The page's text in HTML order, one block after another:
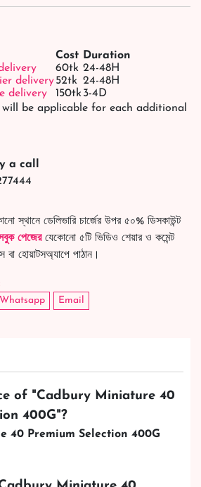
Cost Duration
60tk 24-48H
delivery52tk 24-48H
delivery
150tk3-4D
be applicable for each additional
a call
স্থানে ডেলিভারি চার্জের উপর ৫০% ডিসকাউন্ট
পেজেরযেকোনো ৫টি ভিডিও শেয়ার ও কমেন্ট
বা হোয়াটসঅ্যাপে পাঠান।
Whatsapp Email
of "Cadbury Miniature 40
400G"?
40 Premium Selection 400G